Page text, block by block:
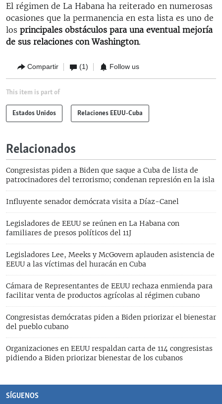
El régimen de La Habana ha reiterado en numerosas
ocasiones que la permanencia en esta lista es uno de
los principales obstáculos para una eventual mejoría
de sus relaciones con Washington.
Compartir (1) Follow us
This item is part of
Estados Unidos Relaciones EEUU-Cuba
Relacionados
Congresistas piden a Biden que saque a Cuba de lista de
patrocinadores del terrorismo; condenan represión en la isla
Influyente senador demócrata visita a Díaz-Canel
Legisladores de EEUU se reúnen en La Habana con
familiares de presos políticos del 11J
Legisladores Lee, Meeks y McGovern aplauden asistencia de
EEUU a las víctimas del huracán en Cuba
Cámara de Representantes de EEUU rechaza enmienda para
facilitar venta de productos agrícolas al régimen cubano
Congresistas demócratas piden a Biden priorizar el bienestar
del pueblo cubano
Organizaciones en EEUU respaldan carta de 114 congresistas
pidiendo a Biden priorizar bienestar de los cubanos
SÍGUENOS